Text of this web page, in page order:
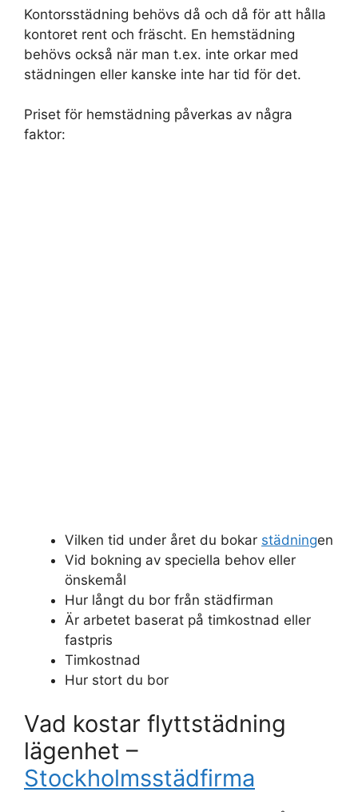
Kontorsstädning behövs då och då för att hålla
kontoret rent och fräscht. En hemstädning
behövs också när man t.ex. inte orkar med
städningen eller kanske inte har tid för det.
Priset för hemstädning påverkas av några
faktor:
Vilken tid under året du bokar städningen
Vid bokning av speciella behov eller
önskemål
Hur långt du bor från städfirman
Är arbetet baserat på timkostnad eller
fastpris
Timkostnad
Hur stort du bor
Vad kostar flyttstädning
lägenhet –
Stockholmsstädfirma